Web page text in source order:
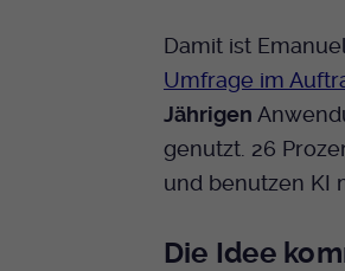
Damit ist
Umfrage im
Jährigen
genutzt. 26
und benutzen KI
Die Idee
Zweck